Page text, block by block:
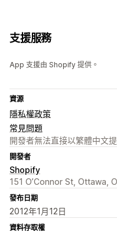
支援服務
App 支援由 Shopify 提供。
資源
隱私權政策
常見問題
開發者無法直接以繁體中文
開發者
Shopify
151 O’Connor St, Ottawa,
發布日期
2012年1月12日
資料存取權